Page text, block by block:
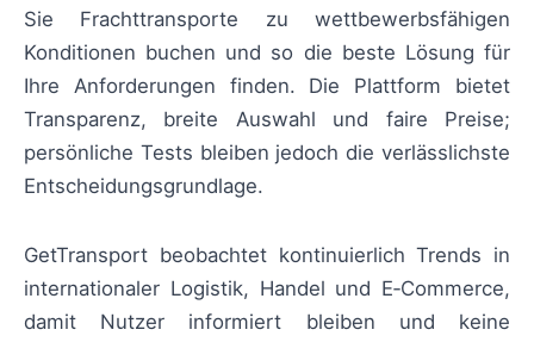
Sie Frachttransporte zu wettbewerbsfähigen
Konditionen buchen und so die beste Lösung für
Ihre Anforderungen finden. Die Plattform bietet
Transparenz, breite Auswahl und faire Preise;
persönliche Tests bleiben jedoch die verlässlichste
Entscheidungsgrundlage.
GetTransport beobachtet kontinuierlich Trends in
internationaler Logistik, Handel und E‑Commerce,
damit Nutzer informiert bleiben und keine